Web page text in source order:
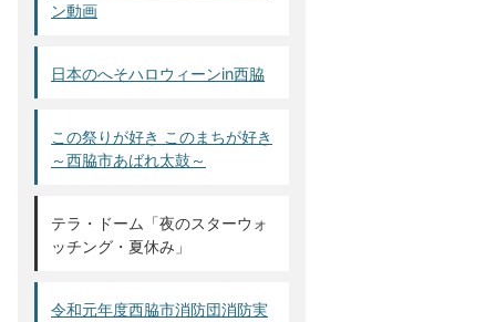
ン動画
日本のへそハロウィーンin西脇
この祭りが好き このまちが好き
～西脇市あばれ太鼓～
テラ・ドーム「夜のスターウォ
ッチング・夏休み」
令和元年度西脇市消防団消防実